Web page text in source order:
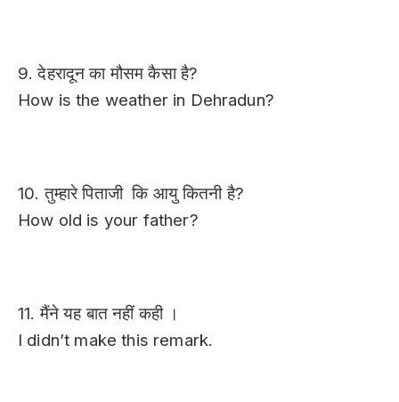
9. देहरादून का मौसम कैसाहै?
How is the weather in Dehradun?
10. तुम्हारे पिताजी कि आयु कितनी है?
How old is your father?
11. मैंने यह बात नहीं कही ।
I didn’t make this remark.